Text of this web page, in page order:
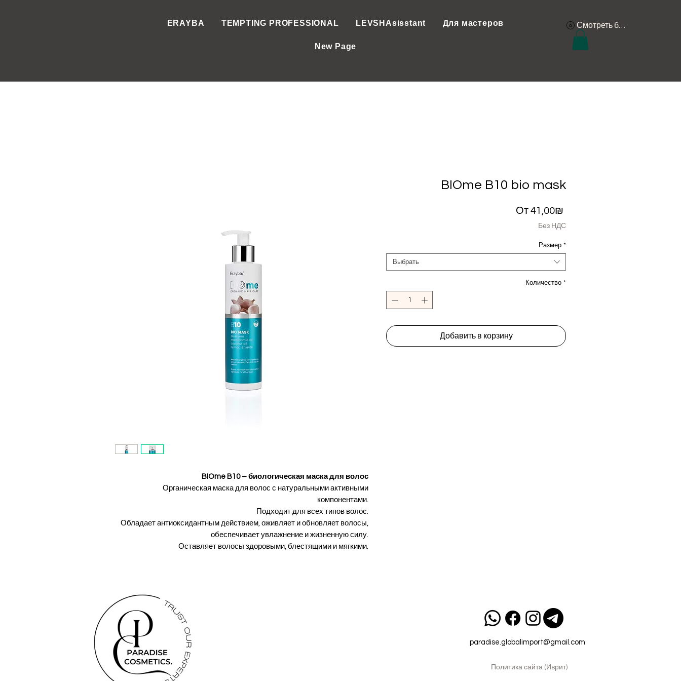
ERAYBA TEMPTING PROFESSIONAL LEVSHAsisstant Для мастеров
New Page
BIOme B10 – биологическая маска для волос
Органическая маска для волос с натуральными активными
компонентами.
Подходит для всех типов волос.
Обладает антиоксидантным действием, оживляет и обновляет волосы,
обеспечивает увлажнение и жизненную силу.
Оставляет волосы здоровыми, блестящими и мягкими.
BIOme B10 bio mask
От 41,00₪
Без НДС
Размер *
Выбрать
Количество *
Добавить в корзину
paradise.globalimport@gmail.com
Политика сайта (Иврит)